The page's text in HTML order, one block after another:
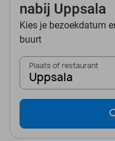
nabij Uppsala
Kies je bezoekdatum
buurt
Plaats of restaurant
Uppsala